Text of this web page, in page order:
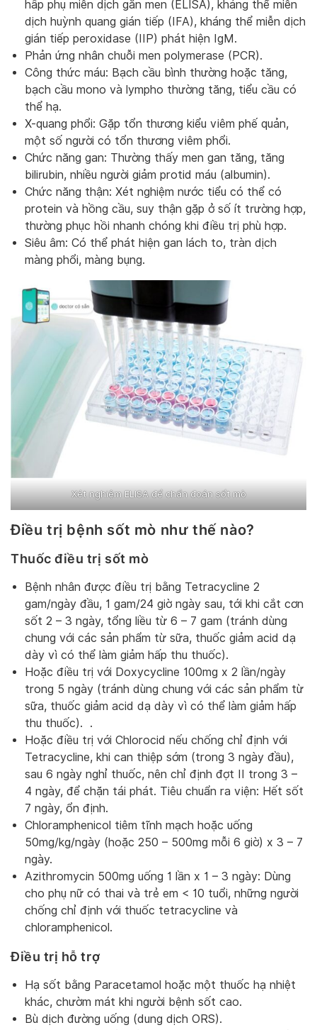
hấp phụ miễn dịch gắn men (ELISA), kháng thể miễn
dịch huỳnh quang gián tiếp (IFA), kháng thể miễn dịch
gián tiếp peroxidase (IIP) phát hiện IgM.
Phản ứng nhân chuỗi men polymerase (PCR).
Công thức máu: Bạch cầu bình thường hoặc tăng,
bạch cầu mono và lympho thường tăng, tiểu cầu có
thể hạ.
X-quang phổi: Gặp tổn thương kiểu viêm phế quản,
một số người có tổn thương viêm phổi.
Chức năng gan: Thường thấy men gan tăng, tăng
bilirubin, nhiều người giảm protid máu (albumin).
Chức năng thận: Xét nghiệm nước tiểu có thể có
protein và hồng cầu, suy thận gặp ở số ít trường hợp,
thường phục hồi nhanh chóng khi điều trị phù hợp.
Siêu âm: Có thể phát hiện gan lách to, tràn dịch
màng phổi, màng bụng.
Xét nghiệm ELISA để chẩn đoán sốt mò
Điều trị bệnh sốt mò như thế nào?
Thuốc điều trị sốt mò
Bệnh nhân được điều trị bằng Tetracycline 2
gam/ngày đầu, 1 gam/24 giờ ngày sau, tới khi cắt cơn
sốt 2 – 3 ngày, tổng liều từ 6 – 7 gam (tránh dùng
chung với các sản phẩm từ sữa, thuốc giảm acid dạ
dày vì có thể làm giảm hấp thu thuốc).
Hoặc điều trị với Doxycycline 100mg x 2 lần/ngày
trong 5 ngày (tránh dùng chung với các sản phẩm từ
sữa, thuốc giảm acid dạ dày vì có thể làm giảm hấp
thu thuốc). .
Hoặc điều trị với Chlorocid nếu chống chỉ định với
Tetracycline, khi can thiệp sớm (trong 3 ngày đầu),
sau 6 ngày nghỉ thuốc, nên chỉ định đợt II trong 3 –
4 ngày, để chặn tái phát. Tiêu chuẩn ra viện: Hết sốt
7 ngày, ổn định.
Chloramphenicol tiêm tĩnh mạch hoặc uống
50mg/kg/ngày (hoặc 250 – 500mg mỗi 6 giờ) x 3 – 7
ngày.
Azithromycin 500mg uống 1 lần x 1 – 3 ngày: Dùng
cho phụ nữ có thai và trẻ em < 10 tuổi, những người
chống chỉ định với thuốc tetracycline và
chloramphenicol.
Điều trị hỗ trợ
Hạ sốt bằng Paracetamol hoặc một thuốc hạ nhiệt
khác, chườm mát khi người bệnh sốt cao.
Bù dịch đường uống (dung dịch ORS).